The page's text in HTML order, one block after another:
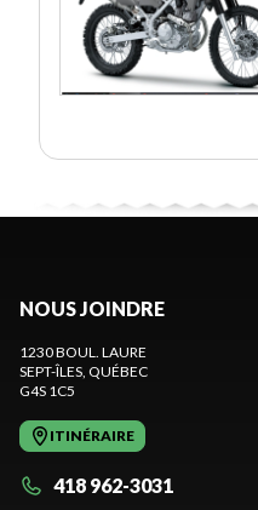
NOUS JOINDRE
1230 BOUL. LAURE
SEPT-ÎLES, QUÉBEC
G4S 1C5
ITINÉRAIRE
418 962-3031